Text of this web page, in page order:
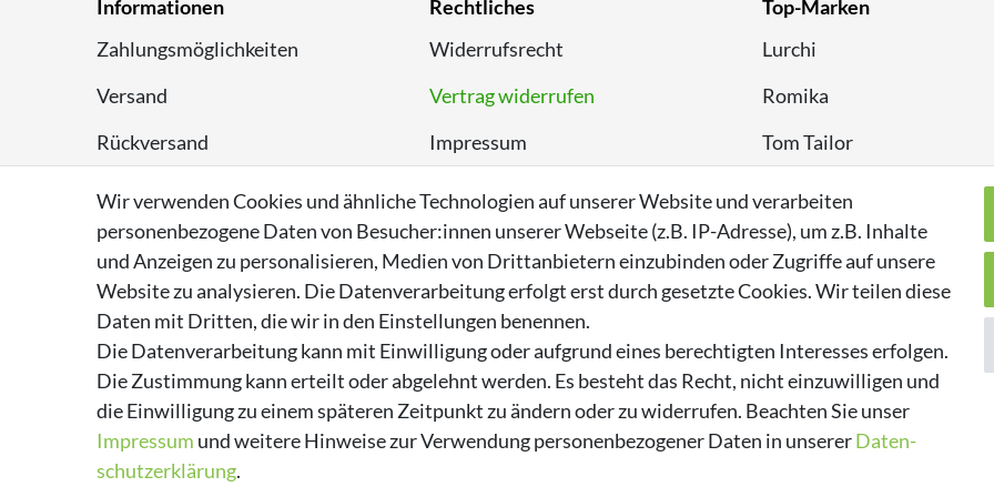
Informationen
Zahlungsmöglichkeiten
Versand
Rückversand
Entsorgungshinweise
Über Supremo Shoes
Rechtliches
Widerrufsrecht
Vertrag widerrufen
Impressum
Datenschutzerklärung
AGB
Top-Marken
Lurchi
Romika
Tom Tailor
Kappa
Wir verwenden Cookies und ähnliche Technologien auf unserer Website und verarbeiten
personenbezogene Daten von Besucher:innen unserer Webseite (z.B. IP-Adresse), um z.B. Inhalte
und Anzeigen zu personalisieren, Medien von Drittanbietern einzubinden oder Zugriffe auf unsere
Website zu analysieren. Die Datenverarbeitung erfolgt erst durch gesetzte Cookies. Wir teilen diese
Daten mit Dritten, die wir in den Einstellungen benennen.
Die Datenverarbeitung kann mit Einwilligung oder aufgrund eines berechtigten Interesses erfolgen.
Die Zustimmung kann erteilt oder abgelehnt werden. Es besteht das Recht, nicht einzuwilligen und
die Einwilligung zu einem späteren Zeitpunkt zu ändern oder zu widerrufen. Beachten Sie unser
Impressum und weitere Hinweise zur Verwendung personenbezogener Daten in unsererDaten­
schutz­erklärung.